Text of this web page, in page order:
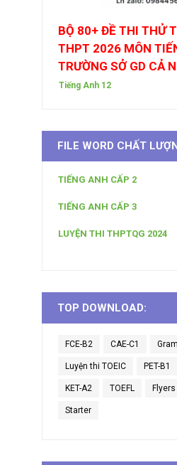
BỘ 80+ ĐỀ THI THỬ
THPT 2026 MÔN
TRƯỜNG SỞ GD CẢ
Tiếng Anh 12
FILE WORD CHẤT
TIẾNG ANH CẤP 2
TIẾNG ANH CẤP 3
LUYỆN THI THPTQG 2024
TOP DOWNLOAD:
FCE-B2 CAE-C1
Luyện thi TOEIC PET-B1
KET-A2 TOEFL Flyers
Starter